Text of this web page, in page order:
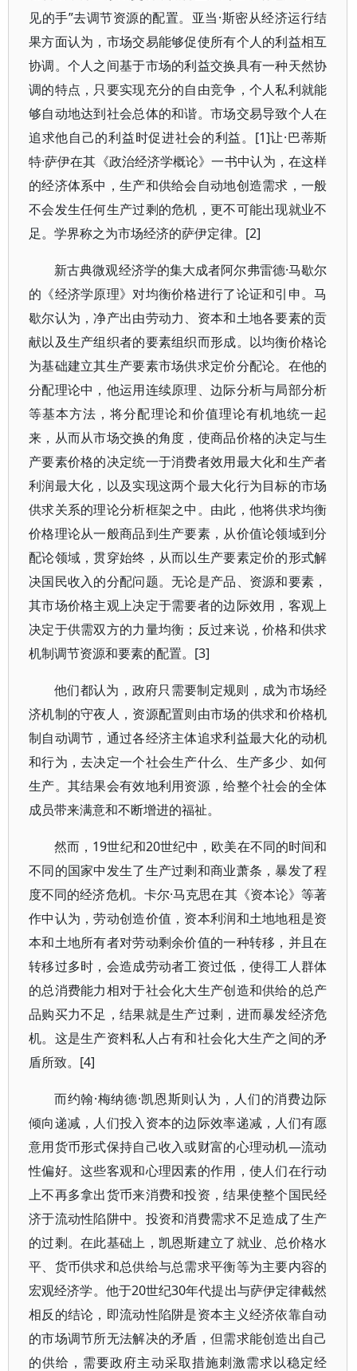
见的手”去调节资源的配置。亚当·斯密从经济运行结
果方面认为，市场交易能够促使所有个人的利益相互
协调。个人之间基于市场的利益交换具有一种天然协
调的特点，只要实现充分的自由竞争，个人私利就能
够自动地达到社会总体的和谐。市场交易导致个人在
追求他自己的利益时促进社会的利益。[1]让·巴蒂斯
特·萨伊在其《政治经济学概论》一书中认为，在这样
的经济体系中，生产和供给会自动地创造需求，一般
不会发生任何生产过剩的危机，更不可能出现就业不
足。学界称之为市场经济的萨伊定律。[2]
新古典微观经济学的集大成者阿尔弗雷德·马歇尔
的《经济学原理》对均衡价格进行了论证和引申。马
歇尔认为，净产出由劳动力、资本和土地各要素的贡
献以及生产组织者的要素组织而形成。以均衡价格论
为基础建立其生产要素市场供求定价分配论。在他的
分配理论中，他运用连续原理、边际分析与局部分析
等基本方法，将分配理论和价值理论有机地统一起
来，从而从市场交换的角度，使商品价格的决定与生
产要素价格的决定统一于消费者效用最大化和生产者
利润最大化，以及实现这两个最大化行为目标的市场
供求关系的理论分析框架之中。由此，他将供求均衡
价格理论从一般商品到生产要素，从价值论领域到分
配论领域，贯穿始终，从而以生产要素定价的形式解
决国民收入的分配问题。无论是产品、资源和要素，
其市场价格主观上决定于需要者的边际效用，客观上
决定于供需双方的力量均衡；反过来说，价格和供求
机制调节资源和要素的配置。[3]
他们都认为，政府只需要制定规则，成为市场经
济机制的守夜人，资源配置则由市场的供求和价格机
制自动调节，通过各经济主体追求利益最大化的动机
和行为，去决定一个社会生产什么、生产多少、如何
生产。其结果会有效地利用资源，给整个社会的全体
成员带来满意和不断增进的福祉。
然而，19世纪和20世纪中，欧美在不同的时间和
不同的国家中发生了生产过剩和商业萧条，暴发了程
度不同的经济危机。卡尔·马克思在其《资本论》等著
作中认为，劳动创造价值，资本利润和土地地租是资
本和土地所有者对劳动剩余价值的一种转移，并且在
转移过多时，会造成劳动者工资过低，使得工人群体
的总消费能力相对于社会化大生产创造和供给的总产
品购买力不足，结果就是生产过剩，进而暴发经济危
机。这是生产资料私人占有和社会化大生产之间的矛
盾所致。[4]
而约翰·梅纳德·凯恩斯则认为，人们的消费边际
倾向递减，人们投入资本的边际效率递减，人们有愿
意用货币形式保持自己收入或财富的心理动机—流动
性偏好。这些客观和心理因素的作用，使人们在行动
上不再多拿出货币来消费和投资，结果使整个国民经
济于流动性陷阱中。投资和消费需求不足造成了生产
的过剩。在此基础上，凯恩斯建立了就业、总价格水
平、货币供求和总供给与总需求平衡等为主要内容的
宏观经济学。他于20世纪30年代提出与萨伊定律截然
相反的结论，即流动性陷阱是资本主义经济依靠自动
的市场调节所无法解决的矛盾，但需求能创造出自己
的供给，需要政府主动采取措施刺激需求以稳定经